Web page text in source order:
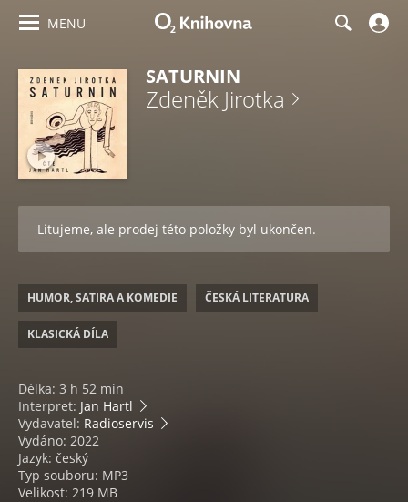
MENU
SATURNIN
Zdeněk Jirotka
Litujeme, ale prodej této položky byl ukončen.
HUMOR, SATIRA A KOMEDIE ČESKÁ LITERATURA
KLASICKÁ DÍLA
Délka: 3 h 52 min
Interpret: Jan Hartl
Vydavatel: Radioservis
Vydáno: 2022
Jazyk: český
Typ souboru: MP3
Velikost: 219 MB